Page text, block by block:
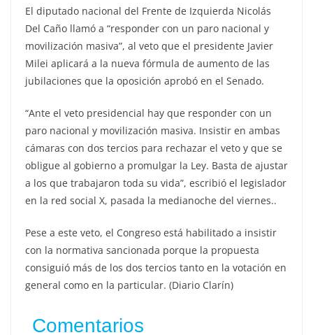
El diputado nacional del Frente de Izquierda Nicolás
Del Caño llamó a “responder con un paro nacional y
movilización masiva”, al veto que el presidente Javier
Milei aplicará a la nueva fórmula de aumento de las
jubilaciones que la oposición aprobó en el Senado.
“Ante el veto presidencial hay que responder con un
paro nacional y movilización masiva. Insistir en ambas
cámaras con dos tercios para rechazar el veto y que se
obligue al gobierno a promulgar la Ley. Basta de ajustar
a los que trabajaron toda su vida”, escribió el legislador
en la red social X, pasada la medianoche del viernes..
Pese a este veto, el Congreso está habilitado a insistir
con la normativa sancionada porque la propuesta
consiguió más de los dos tercios tanto en la votación en
general como en la particular. (Diario Clarín)
Comentarios